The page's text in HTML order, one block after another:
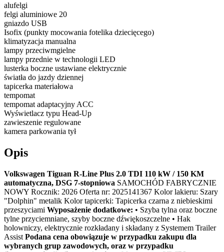
alufelgi
felgi aluminiowe 20
gniazdo USB
Isofix (punkty mocowania fotelika dziecięcego)
klimatyzacja manualna
lampy przeciwmgielne
lampy przednie w technologii LED
lusterka boczne ustawiane elektrycznie
światła do jazdy dziennej
tapicerka materiałowa
tempomat
tempomat adaptacyjny ACC
Wyświetlacz typu Head-Up
zawieszenie regulowane
kamera parkowania tył
Opis
Volkswagen Tiguan R-Line Plus 2.0 TDI 110 kW / 150 KM
automatyczna, DSG 7-stopniowa SAMOCHÓD FABRYCZNIE
NOWY Rocznik: 2026 Oferta nr: 2025141367 Kolor lakieru: Szary
"Dolphin" metalik Kolor tapicerki: Tapicerka czarna z niebieskimi
przeszyciami Wyposażenie dodatkowe: • Szyba tylna oraz boczne
tylne przyciemniane, szyby boczne dźwiękoszczelne • Hak
holowniczy, elektrycznie rozkładany i składany z Systemem Trailer
Assist Podana cena obowiązuje w przypadku zakupu dla
wybranych grup zawodowych, oraz w przypadku